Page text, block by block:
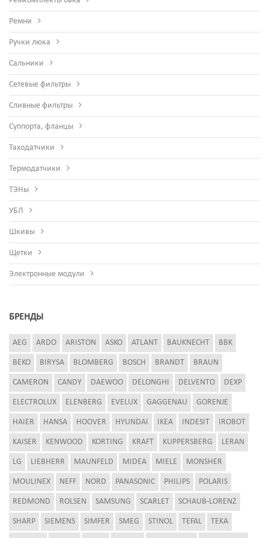
Ремни
Ручки люка
Сальники
Сетевые фильтры
Сливные фильтры
Суппорта, фланцы
Таходатчики
Термодатчики
ТЭНы
УБЛ
Шкивы
Щетки
Электронные модули
БРЕНДЫ
AEG ARDO ARISTON ASKO ATLANT BAUKNECHT BBK
BEKO BIRYSA BLOMBERG BOSCH BRANDT BRAUN
CAMERON CANDY DAEWOO DELONGHI DELVENTO DEXP
ELECTROLUX ELENBERG EVELUX GAGGENAU GORENJE
HAIER HANSA HOOVER HYUNDAI IKEA INDESIT IROBOT
KAISER KENWOOD KORTING KRAFT KUPPERSBERG LERAN
LG LIEBHERR MAUNFELD MIDEA MIELE MONSHER
MOULINEX NEFF NORD PANASONIC PHILIPS POLARIS
REDMOND ROLSEN SAMSUNG SCARLET SCHAUB-LORENZ
SHARP SIEMENS SIMFER SMEG STINOL TEFAL TEKA